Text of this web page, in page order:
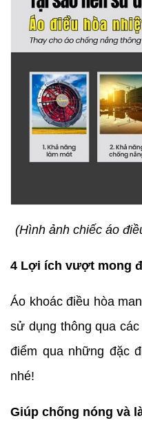
(Hình ảnh chiếc áo
4 Lợi ích vượt mong
Áo khoác điều hòa
sử dụng thông qua
điểm qua những đặc
nhé!
Giúp chống nóng và